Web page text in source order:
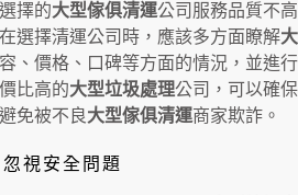
擇的大型傢俱清運公司服務品質不高
選擇清運公司時，應該多方面瞭解大
、價格、口碑等方面的情況，並進行
比高的大型垃圾處理公司，可以確保
免被不良大型傢俱清運商家欺詐。
視安全問題